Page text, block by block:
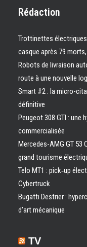
Rédaction
Trottinettes
casque après 79
Robots de livraison
route à une nouvelle
Smart #2 : la micro-
définitive
Peugeot 308 GTI : une
commercialisée
Mercedes-AMG GT 53
grand tourisme
Telo MT1 : pick‑up
Cybertruck
Bugatti Destrier :
d’art mécanique
TV